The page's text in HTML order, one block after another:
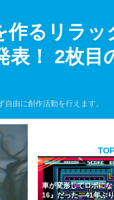
作るリラッ
！ 2枚目
由に創作活動を行えます。
車が変形してロボに
16』だった―41年ぶ